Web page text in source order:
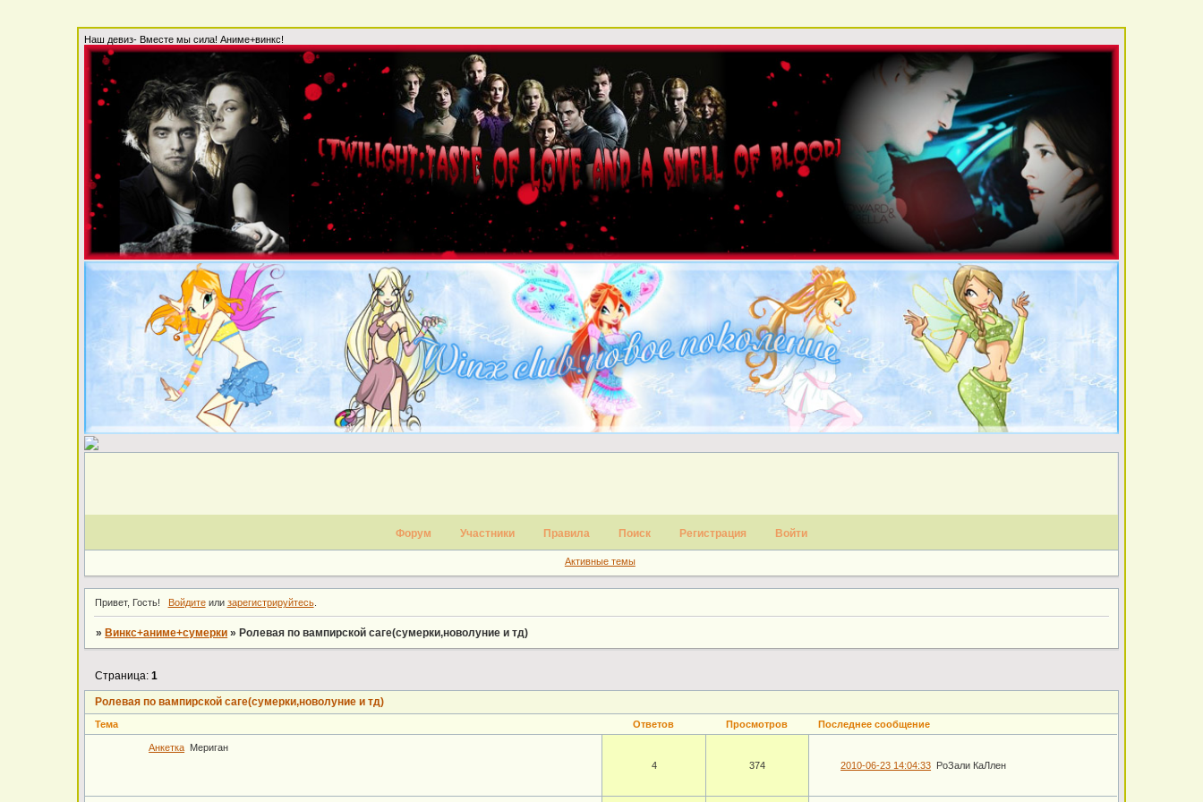
Наш девиз- Вместе мы сила! Аниме+винкс!
Форум Участники Правила Поиск Регистрация Войти
Активные темы
Привет, Гость! Войдитеили зарегистрируйтесь.
» Винкс+аниме+сумерки » Ролевая по вампирской саге(сумерки,новолуние и тд)
Ролевая по вампирской саге(сумерки,новолуние и тд)
Страница:1
Тема Ответов Просмотров Последнее сообщение
Анкетка Мериган
4
374 2010-06-23 14:04:33 РоЗали КаЛлен